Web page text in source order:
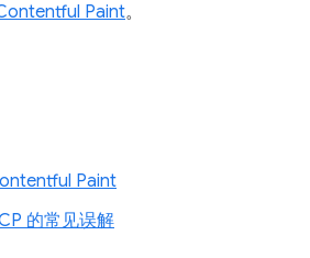
Paint。
Paint
的常见误解